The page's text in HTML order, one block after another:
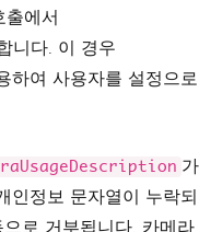
출에서
니다. 이 경우
하여 사용자를 설정으로
가
인정보 문자열이 누락되
로 거부됩니다. 카메라